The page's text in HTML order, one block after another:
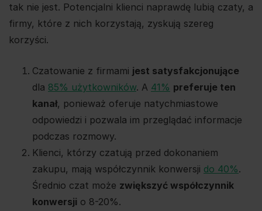
tak nie jest. Potencjalni klienci naprawdę lubią czaty, a
firmy, które z nich korzystają, zyskują szereg
korzyści.
Czatowanie z firmami jest satysfakcjonujące
dla 85% użytkowników. A 41% preferuje ten
kanał, ponieważ oferuje natychmiastowe
odpowiedzi i pozwala im przeglądać informacje
podczas rozmowy.
Klienci, którzy czatują przed dokonaniem
zakupu, mają współczynnik konwersji do 40%.
Średnio czat może zwiększyć współczynnik
konwersji o 8-20%.